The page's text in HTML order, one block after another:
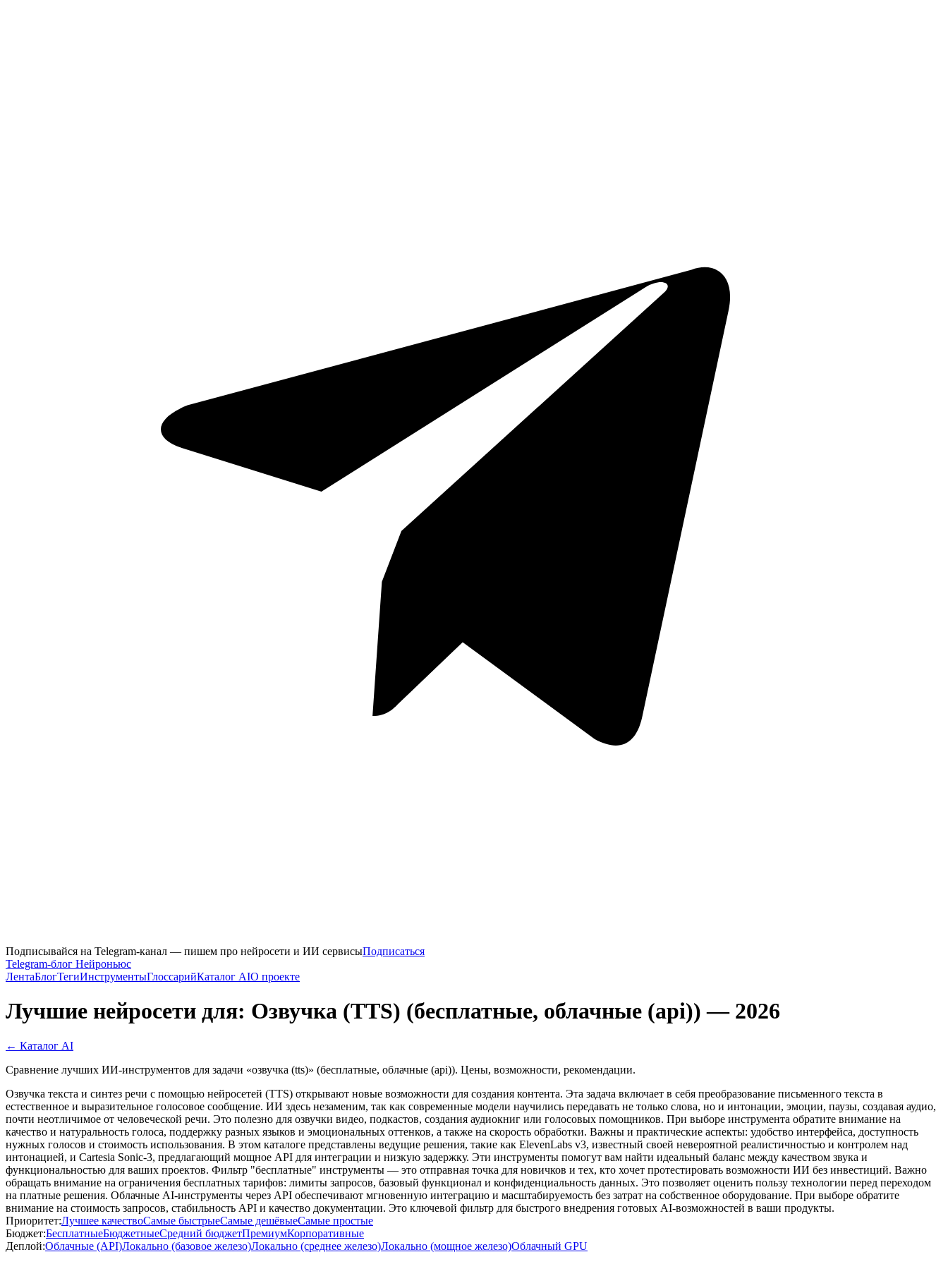
Подписывайся на Telegram-канал — пишем про нейросети и ИИ сервисыПодписаться
Telegram-блог Нейроньюс
ЛентаБлогТегиИнструментыГлоссарийКаталог AIО проекте
Лучшие нейросети для: Озвучка (TTS) (бесплатные, облачные (api)) — 2026
← Каталог AI
Сравнение лучших ИИ-инструментов для задачи «озвучка (tts)» (бесплатные, облачные (api)). Цены, возможности, рекомендации.
Озвучка текста и синтез речи с помощью нейросетей (TTS) открывают новые возможности для создания контента. Эта задача включает в себя преобразование письменного текста в
естественное и выразительное голосовое сообщение. ИИ здесь незаменим, так как современные модели научились передавать не только слова, но и интонации, эмоции, паузы, создавая аудио,
почти неотличимое от человеческой речи. Это полезно для озвучки видео, подкастов, создания аудиокниг или голосовых помощников. При выборе инструмента обратите внимание на
качество и натуральность голоса, поддержку разных языков и эмоциональных оттенков, а также на скорость обработки. Важны и практические аспекты: удобство интерфейса, доступность
нужных голосов и стоимость использования. В этом каталоге представлены ведущие решения, такие как ElevenLabs v3, известный своей невероятной реалистичностью и контролем над
интонацией, и Cartesia Sonic-3, предлагающий мощное API для интеграции и низкую задержку. Эти инструменты помогут вам найти идеальный баланс между качеством звука и
функциональностью для ваших проектов. Фильтр "бесплатные" инструменты — это отправная точка для новичков и тех, кто хочет протестировать возможности ИИ без инвестиций. Важно
обращать внимание на ограничения бесплатных тарифов: лимиты запросов, базовый функционал и конфиденциальность данных. Это позволяет оценить пользу технологии перед переходом
на платные решения. Облачные AI-инструменты через API обеспечивают мгновенную интеграцию и масштабируемость без затрат на собственное оборудование. При выборе обратите
внимание на стоимость запросов, стабильность API и качество документации. Это ключевой фильтр для быстрого внедрения готовых AI-возможностей в ваши продукты.
Приоритет:Лучшее качествоСамые быстрыеСамые дешёвыеСамые простые
Бюджет:БесплатныеБюджетныеСредний бюджетПремиумКорпоративные
Деплой:Облачные (API)Локально (базовое железо)Локально (среднее железо)Локально (мощное железо)Облачный GPU